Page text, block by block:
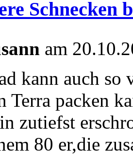
Schnecken
am
kann auch so
Terra packen
zutiefst
80 er,die